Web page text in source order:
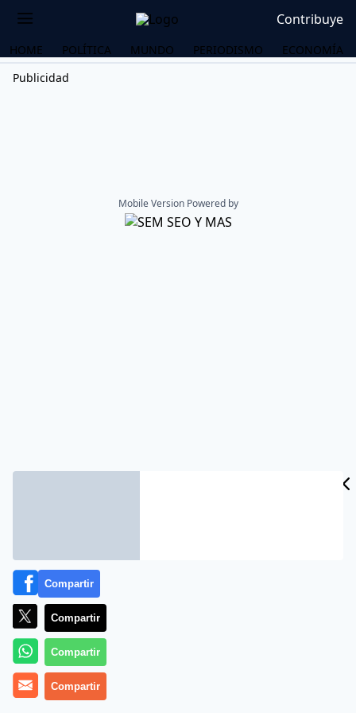
Contribuye
HOME POLÍTICA MUNDO PERIODISMO
ECONOMÍA
Publicidad
Mobile Version Powered by
Compartir
Compartir
Compartir
Compartir